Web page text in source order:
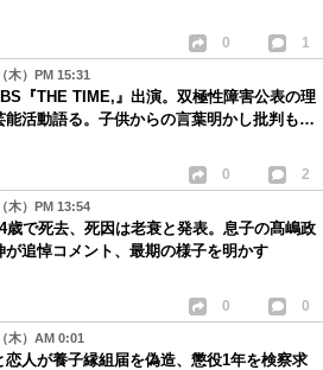
0 1
木）PM 15:31
『THE TIME,』出演。双極性障害公表の理
能活動語る。子供からの言葉明かし批判も…
0 2
木）PM 13:54
歳で死去、死因は老衰と発表。息子の髙嶋政
が追悼コメント、最期の様子を明かす
0 0
木）AM 0:01
恋人が養子縁組届を偽造、懲役1年を検察求